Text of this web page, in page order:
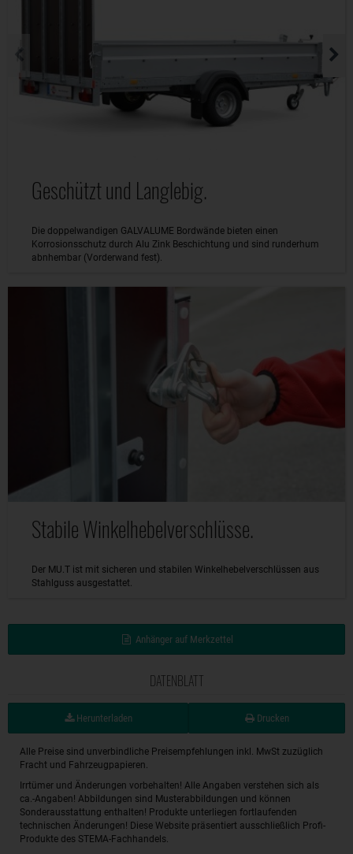
Geschützt und Langlebig.
Die doppelwandigen GALVALUME Bordwände bieten einen
Korrosionsschutz durch Alu Zink Beschichtung und sind runderhum
abnhembar (Vorderwand fest).
Stabile Winkelhebelverschlüsse.
Der MU.T ist mit sicheren und stabilen Winkelhebelverschlüssen aus
Stahlguss ausgestattet.
Anhänger auf Merkzettel
DATENBLATT
Herunterladen Drucken
Alle Preise sind unverbindliche Preisempfehlungen inkl. MwSt zuzüglich
Fracht und Fahrzeugpapieren.
Irrtümer und Änderungen vorbehalten! Alle Angaben verstehen sich als
ca.-Angaben! Abbildungen sind Musterabbildungen und können
Sonderausstattung enthalten! Produkte unterliegen fortlaufenden
technischen Änderungen! Diese Website präsentiert ausschließlich Profi-
Produkte des STEMA-Fachhandels.